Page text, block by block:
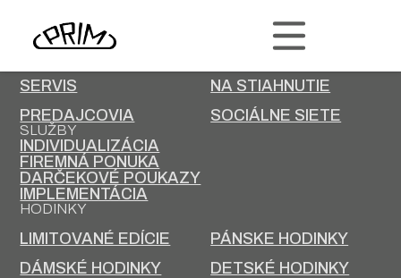
PRIM
KARIÉRA
SERVIS
NA STIAHNUTIE
PREDAJCOVIA
SOCIÁLNE SIETE
SLUŽBY
INDIVIDUALIZÁCIA
FIREMNÁ PONUKA
DARČEKOVÉ POUKAZY
IMPLEMENTÁCIA
HODINKY
LIMITOVANÉ EDÍCIE
PÁNSKE HODINKY
DÁMSKÉ HODINKY
DETSKÉ HODINKY